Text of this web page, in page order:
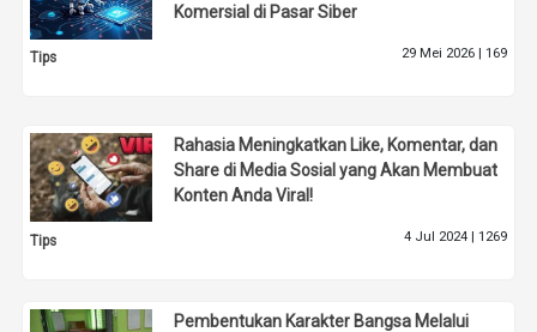
Komersial di Pasar Siber
Tips 29 Mei 2026 | 169
Rahasia Meningkatkan Like, Komentar, dan
Share di Media Sosial yang Akan Membuat
Konten Anda Viral!
Tips 4 Jul 2024 | 1269
Pembentukan Karakter Bangsa Melalui